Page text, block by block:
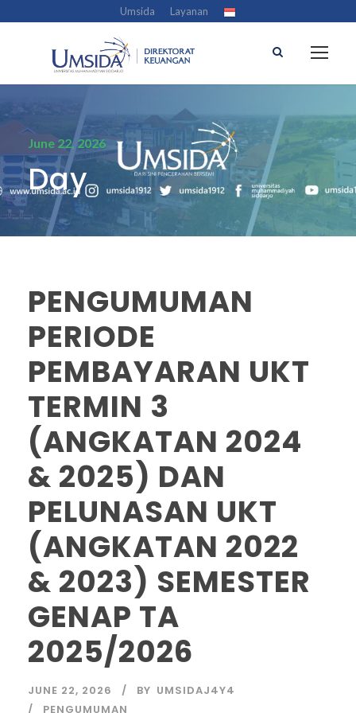
Umsida Layanan
June 22, 2026
Day
PENGUMUMAN
PERIODE
PEMBAYARAN UKT
TERMIN 3
(ANGKATAN 2024
& 2025) DAN
PELUNASAN UKT
(ANGKATAN 2022
& 2023) SEMESTER
GENAP TA
2025/2026
JUNE 22, 2026 BY UMSIDAJ4Y4
PENGUMUMAN